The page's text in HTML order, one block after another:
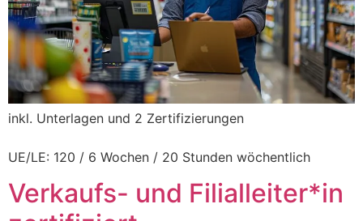
inkl. Unterlagen und 2 Zertifizierungen
UE/LE: 120 / 6 Wochen / 20 Stunden wöchentlich
Verkaufs- und Filialleiter*in